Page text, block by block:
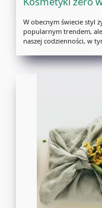
W obecnym świecie styl
popularnym trendem,
naszej codzienności, w